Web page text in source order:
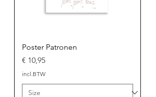
Poster Patronen
Prijs
€ 10,95
incl.BTW